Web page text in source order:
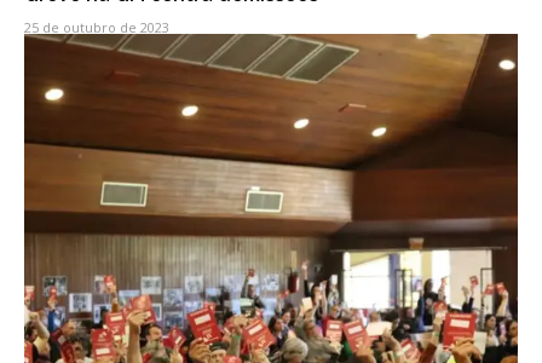
25 de outubro de 2023